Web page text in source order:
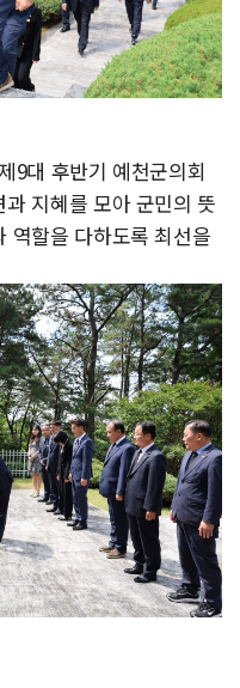
9대 후반기 예천군의회
지혜를 모아 군민의 뜻
역할을 다하도록 최선을